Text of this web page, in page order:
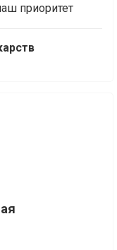
приоритет